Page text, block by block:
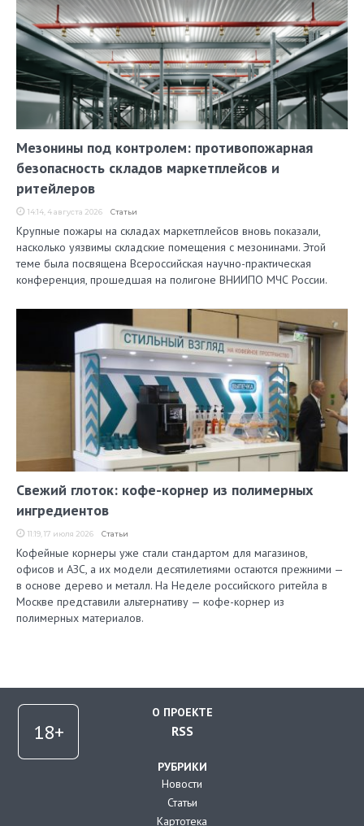
Мезонины под контролем: противопожарная
безопасность складов маркетплейсов и
ритейлеров
14:14, 4 августа 2026 Статьи
Крупные пожары на складах маркетплейсов вновь показали,
насколько уязвимы складские помещения с мезонинами. Этой
теме была посвящена Всероссийская научно-практическая
конференция, прошедшая на полигоне ВНИИПО МЧС России.
Свежий глоток: кофе-корнер из полимерных
ингредиентов
11:19, 17 июля 2026 Статьи
Кофейные корнеры уже стали стандартом для магазинов,
офисов и АЗС, а их модели десятилетиями остаются прежними —
в основе дерево и металл. На Неделе российского ритейла в
Москве представили альтернативу — кофе-корнер из
полимерных материалов.
О ПРОЕКТЕ
RSS
РУБРИКИ
Новости
Статьи
Картотека